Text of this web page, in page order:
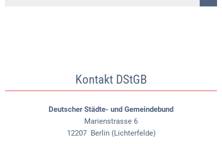
Kontakt DStGB
Deutscher Städte- und Gemeindebund
Marienstrasse 6
12207 Berlin (Lichterfelde)